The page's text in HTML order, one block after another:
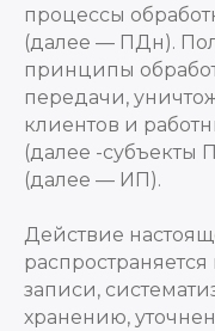
процессы
(далее — ПДн).
принципы
передачи,
клиентов и
(далее -
(далее — ИП).
Действие
записи,
хранению,